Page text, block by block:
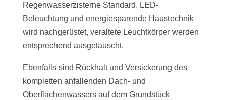
Regenwasserzisterne Standard. LED-
Beleuchtung und energiesparende Haustechnik
wird nachgerüstet, veraltete Leuchtkörper werden
entsprechend ausgetauscht.
Ebenfalls sind Rückhalt und Versickerung des
kompletten anfallenden Dach- und
Oberflächenwassers auf dem Grundstück